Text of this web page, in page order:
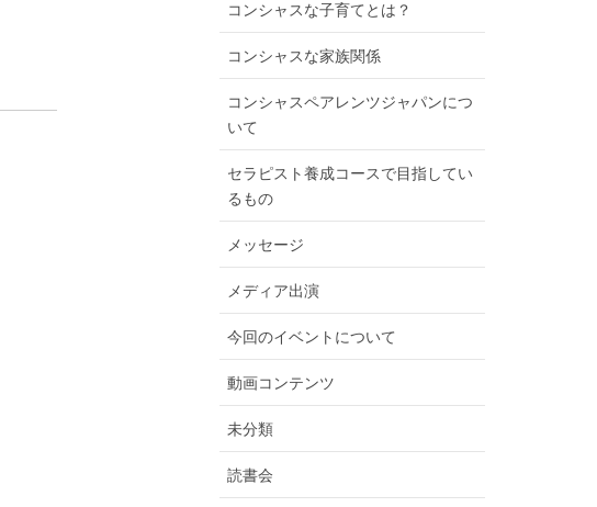
コンシャスな子育てとは？
コンシャスな家族関係
コンシャスペアレンツジャパンにつ
いて
セラピスト養成コースで目指してい
るもの
メッセージ
メディア出演
今回のイベントについて
動画コンテンツ
未分類
読書会